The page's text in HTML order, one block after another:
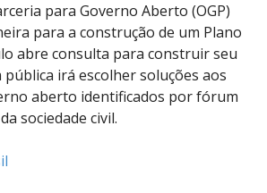
para Governo Aberto (OGP)
para a construção de um Plano
abre consulta para construir seu
pública irá escolher soluções aos
aberto identificados por fórum
sociedade civil.